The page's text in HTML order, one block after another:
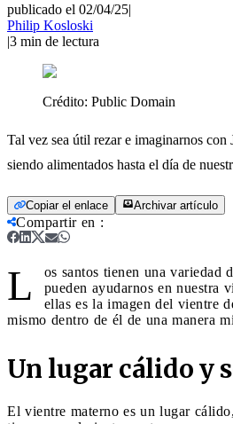
publicado el 02/04/25|
Philip Kosloski
|3 min de lectura
Crédito: Public Domain
Tal vez sea útil rezar e imaginarnos con
siendo alimentados hasta el día de
Copiar el enlace Archivar artículo
Compartir en :
L
os santos tienen una variedad
pueden ayudarnos en nuestra
ellas es la imagen del vientre
mismo dentro de él de una manera
Un lugar cálido y
El vientre materno es un lugar